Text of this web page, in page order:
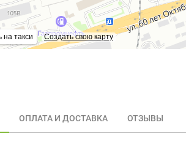
на такси Создать свою карту
ОПЛАТА И ДОСТАВКА ОТЗЫВЫ